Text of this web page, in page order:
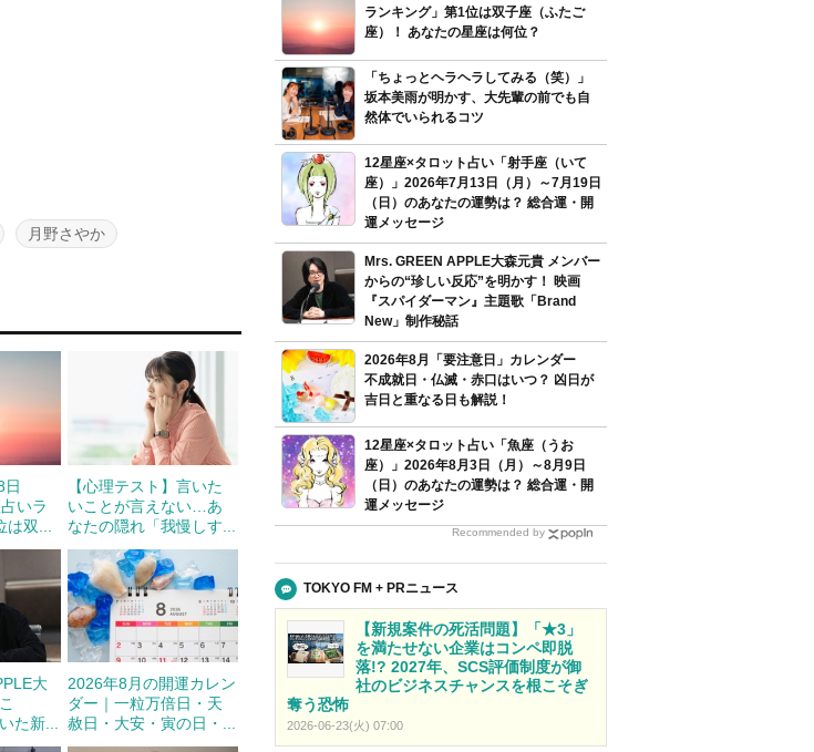
月野さやか
日
いラ
双...
【心理テスト】言いた
いことが言えない…あ
なたの隠れ「我慢しす...
大
た新...
2026年8月の開運カレン
ダー｜一粒万倍日・天
赦日・大安・寅の日・...
ランキング」第1位は双子座（ふたご
座）！ あなたの星座は何位？
「ちょっとヘラヘラしてみる（笑）」
坂本美雨が明かす、大先輩の前でも自
然体でいられるコツ
12星座×タロット占い「射手座（いて
座）」2026年7月13日（月）～7月19日
（日）のあなたの運勢は？ 総合運・開
運メッセージ
Mrs. GREEN APPLE大森元貴 メンバー
からの“珍しい反応”を明かす！ 映画
『スパイダーマン』主題歌「Brand
New」制作秘話
2026年8月「要注意日」カレンダー
不成就日・仏滅・赤口はいつ？ 凶日が
吉日と重なる日も解説！
12星座×タロット占い「魚座（うお
座）」2026年8月3日（月）～8月9日
（日）のあなたの運勢は？ 総合運・開
運メッセージ
Recommended by
TOKYO FM + PRニュース
【新規案件の死活問題】「★3」
を満たせない企業はコンペ即脱
落!? 2027年、SCS評価制度が御
社のビジネスチャンスを根こそぎ
奪う恐怖
2026-06-23(火) 07:00